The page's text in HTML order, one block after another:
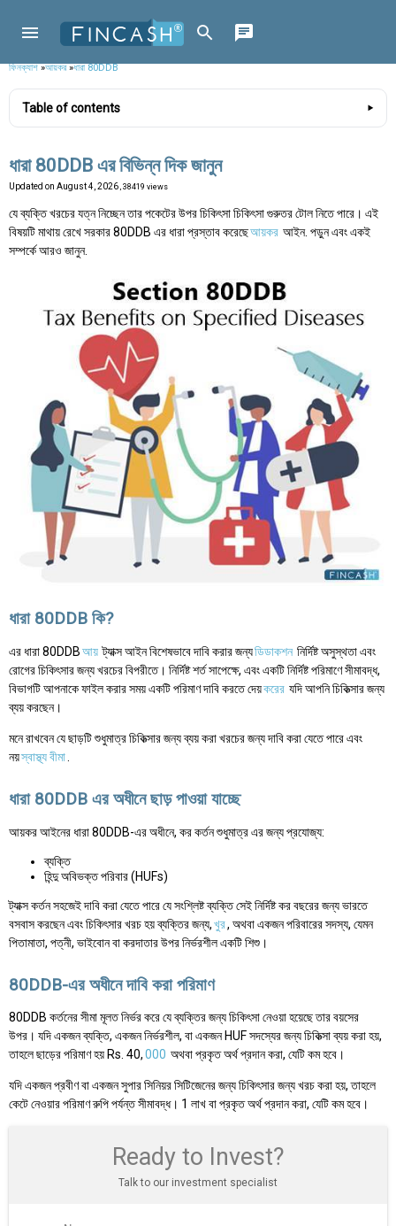
ফিনক্যাশ»আয়কর»ধারা 80DDB
Table of contents
ধারা 80DDB এর বিভিন্ন দিক জানুন
Updated on August 4, 2026 , 38419 views
যে ব্যক্তি খরচের যত্ন নিচ্ছেন তার পকেটের উপর চিকিৎসা চিকিৎসা গুরুতর টোল নিতে পারে। এই
বিষয়টি মাথায় রেখে সরকার 80DDB এর ধারা প্রস্তাব করেছেআয়কর আইন. পড়ুন এবং একই
সম্পর্কে আরও জানুন.
ধারা 80DDB কি?
এর ধারা 80DDBআয় ট্যাক্স আইন বিশেষভাবে দাবি করার জন্যডিডাকশন নির্দিষ্ট অসুস্থতা এবং
রোগের চিকিৎসার জন্য খরচের বিপরীতে। নির্দিষ্ট শর্ত সাপেক্ষে, এবং একটি নির্দিষ্ট পরিমাণে সীমাবদ্ধ,
বিভাগটি আপনাকে ফাইল করার সময় একটি পরিমাণ দাবি করতে দেয়করের যদি আপনি চিকিত্সার জন্য
ব্যয় করছেন।
মনে রাখবেন যে ছাড়টি শুধুমাত্র চিকিত্সার জন্য ব্যয় করা খরচের জন্য দাবি করা যেতে পারে এবং
নয়স্বাস্থ্য বীমা
ধারা 80DDB এর অধীনে ছাড় পাওয়া যাচ্ছে
আয়কর আইনের ধারা 80DDB-এর অধীনে, কর কর্তন শুধুমাত্র এর জন্য প্রযোজ্য:
ব্যক্তি
হিন্দু অবিভক্ত পরিবার (HUFs)
ট্যাক্স কর্তন সহজেই দাবি করা যেতে পারে যে সংশ্লিষ্ট ব্যক্তি সেই নির্দিষ্ট কর বছরের জন্য ভারতে
বসবাস করছেন এবং চিকিৎসার খরচ হয় ব্যক্তির জন্য,খুর, অথবা একজন পরিবারের সদস্য, যেমন
পিতামাতা, পত্নী, ভাইবোন বা করদাতার উপর নির্ভরশীল একটি শিশু।
80DDB-এর অধীনে দাবি করা পরিমাণ
80DDB কর্তনের সীমা মূলত নির্ভর করে যে ব্যক্তির জন্য চিকিৎসা নেওয়া হয়েছে তার বয়সের
উপর। যদি একজন ব্যক্তি, একজন নির্ভরশীল, বা একজন HUF সদস্যের জন্য চিকিত্সা ব্যয় করা হয়,
তাহলে ছাড়ের পরিমাণ হয় Rs. 40,000 অথবা প্রকৃত অর্থ প্রদান করা, যেটি কম হবে।
যদি একজন প্রবীণ বা একজন সুপার সিনিয়র সিটিজেনের জন্য চিকিৎসার জন্য খরচ করা হয়, তাহলে
কেটে নেওয়ার পরিমাণ রুপি পর্যন্ত সীমাবদ্ধ। 1 লাখ বা প্রকৃত অর্থ প্রদান করা, যেটি কম হবে।
Ready to Invest?
Talk to our investment specialist